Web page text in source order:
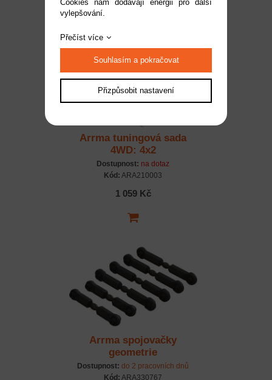
Arrma tuningová sada
4WD: 4x2
Dostupnost: na dotaz
Kód: ARA210003
1 059 Kč
Arrma spojovačky
geometrie
Dostupnost: do 2 pracovních dnů
Kód: ARA330767
Cookies nám dodávají energii pro další
vylepšování.
Přečíst více
Souhlasím a pokračovat
Přizpůsobit nastavení